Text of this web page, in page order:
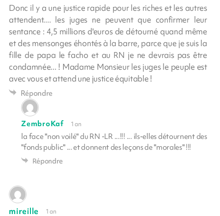
Donc il y a une justice rapide pour les riches et les autres
attendent.... les juges ne peuvent que confirmer leur
sentance : 4,5 millions d'euros de détourné quand même
et des mensonges éhontés à la barre, parce que je suis la
fille de papa le facho et au RN je ne devrais pas être
condamnée... ! Madame Monsieur les juges le peuple est
avec vous et attend une justice équitable !
Répondre
ZembroKaf 1 an
la face "non voilé" du RN -LR ...!!! ... ils-elles détournent des
"fonds public" ... et donnent des leçons de "morales" !!!
Répondre
mireille 1 an